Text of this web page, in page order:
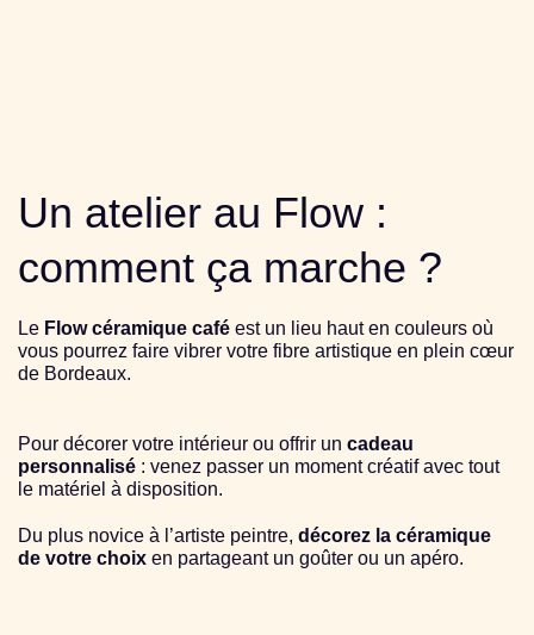
Un atelier au Flow :
comment ça marche ?
Le Flow céramique café est un lieu haut en couleurs où
vous pourrez faire vibrer votre fibre artistique en plein cœur
de Bordeaux.
Pour décorer votre intérieur ou offrir un cadeau
personnalisé : venez passer un moment créatif avec tout
le matériel à disposition.
Du plus novice à l’artiste peintre, décorez la céramique
de votre choix en partageant un goûter ou un apéro.